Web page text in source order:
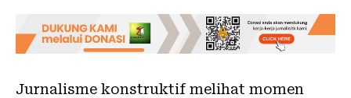
Jurnalisme konstruktif melihat momen